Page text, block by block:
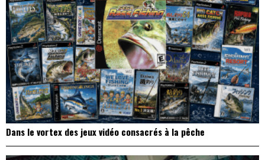
Dans le vortex des jeux vidéo consacrés à la pêche